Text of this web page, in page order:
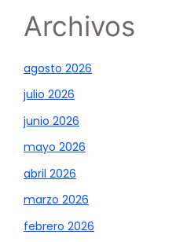
Archivos
agosto 2026
julio 2026
junio 2026
mayo 2026
abril 2026
marzo 2026
febrero 2026